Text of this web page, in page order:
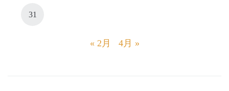
31
« 2月 4月 »